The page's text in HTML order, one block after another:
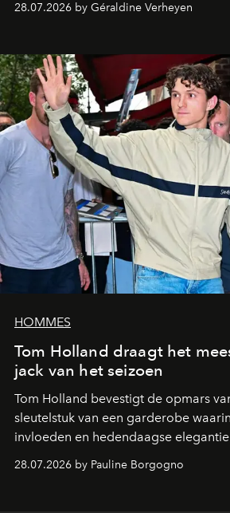
28.07.2026 by Géraldine Verheyen
HOMMES
Tom Holland draagt het
jack van het seizoen
Tom Holland bevestigt de opmars
sleutelstuk van een garderobe
invloeden en hedendaagse
samenkomen.
28.07.2026 by Pauline Borgogno